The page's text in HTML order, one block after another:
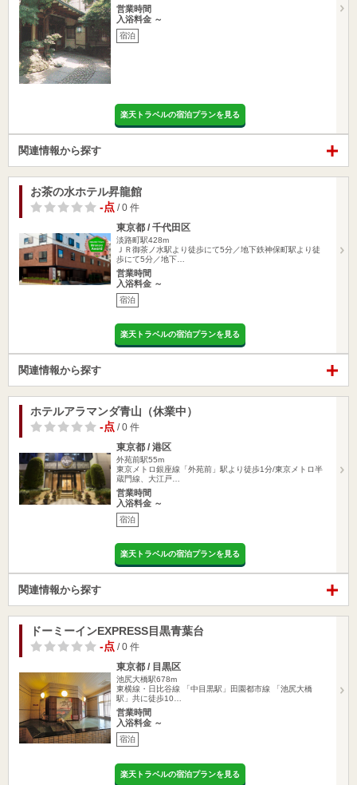
営業時間
入浴料金 ～
宿泊
楽天トラベルの宿泊プランを見る
関連情報から探す
お茶の水ホテル昇龍館
-点 / 0 件
東京都 / 千代田区
淡路町駅428m
ＪＲ御茶ノ水駅より徒歩にて5分／地下鉄神保町駅より徒
歩にて5分／地下…
営業時間
入浴料金 ～
宿泊
楽天トラベルの宿泊プランを見る
関連情報から探す
ホテルアラマンダ青山（休業中）
-点 / 0 件
東京都 / 港区
外苑前駅55m
東京メトロ銀座線「外苑前」駅より徒歩1分/東京メトロ半
蔵門線、大江戸…
営業時間
入浴料金 ～
宿泊
楽天トラベルの宿泊プランを見る
関連情報から探す
ドーミーインEXPRESS目黒青葉台
-点 / 0 件
東京都 / 目黒区
池尻大橋駅678m
東横線・日比谷線 「中目黒駅」田園都市線 「池尻大橋
駅」共に徒歩10…
営業時間
入浴料金 ～
宿泊
楽天トラベルの宿泊プランを見る